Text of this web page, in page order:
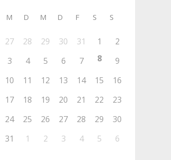
M D M D F S S
27 28 29 30 31 1
2
3
4 5 6 7 8
9
10
11 12 13 14 15
16
17
18 19 20 21 22
23
24
25 26 27 28 29
30
31
1 2 3 4 5 6